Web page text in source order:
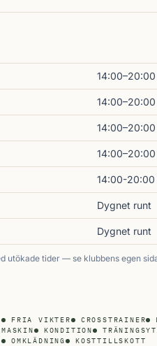
14:00–20:00
14:00–20:00
14:00–20:00
14:00–20:00
14:00-20:00
Dygnet runt
Dygnet runt
utökade tider — se klubbens egen
FRIA VIKTER CROSSTRAINER
KONDITION
OMKLÄDNING KOSTTILLSKOTT